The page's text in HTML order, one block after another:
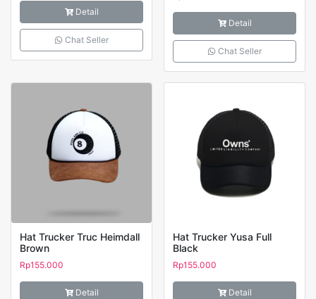
Detail
Chat Seller
Detail
Chat Seller
Hat Trucker Truc Heimdall
Brown
Rp155.000
Detail
Hat Trucker Yusa Full
Black
Rp155.000
Detail